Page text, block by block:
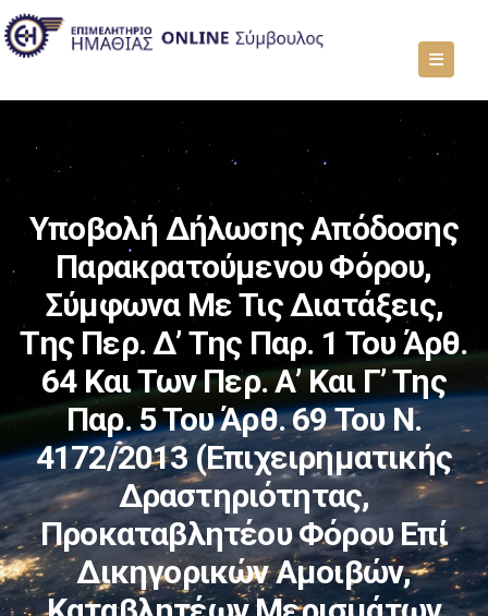
Υποβολή Δήλωσης Απόδοσης
Παρακρατούμενου Φόρου,
Σύμφωνα Με Τις Διατάξεις,
Της Περ. Δ’ Της Παρ. 1 Του Άρθ.
64 Και Των Περ. Α’ Και Γ’ Της
Παρ. 5 Του Άρθ. 69 Του Ν.
4172/2013 (επιχειρηματικής
Δραστηριότητας,
Προκαταβλητέου Φόρου Επί
Δικηγορικών Αμοιβών,